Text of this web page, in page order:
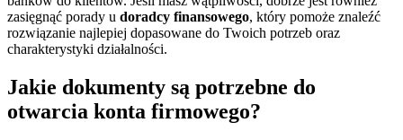
zasięgnąć porady u doradcy finansowego, który pomoże znaleźć
rozwiązanie najlepiej dopasowane do Twoich potrzeb oraz
charakterystyki działalności.
Jakie dokumenty są potrzebne do
otwarcia konta firmowego?